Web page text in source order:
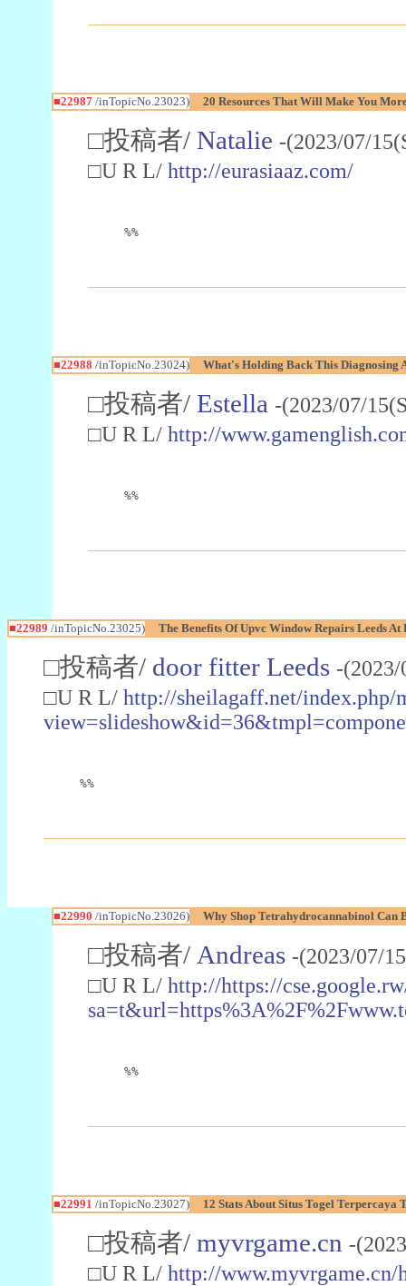
■22987/inTopicNo.23023) 20 Resources That Will Make You
□投稿者/ Natalie -(2023/07/
□U R L/ http://eurasiaaz.com/
%%
■22988 /inTopicNo.23024) What's Holding Back This Diagnosing
□投稿者/ Estella -(2023/07/
□U R L/ http://
%%
■22989 /inTopicNo.23025) The Benefits Of Upvc Window Repairs Leeds
□投稿者/ door fitter Leeds -
□U R L/ http://sheilagaff.net/index.php/
%%
■22990 /inTopicNo.23026) Why Shop Tetrahydrocannabinol Can
□投稿者/ Andreas -(2023/07/
□U R L/ http://https://
%%
■22991 /inTopicNo.23027) 12 Stats About Situs Togel Terpercaya
□投稿者/ myvrgame.cn -
□U R L/ http://www.myvrgame.cn/